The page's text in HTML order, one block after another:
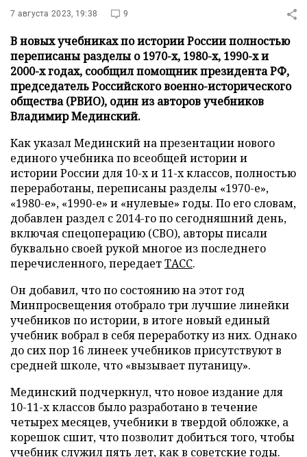
7 августа 2023, 19:38 9
В новых учебниках по истории России полностью
переписаны разделы о 1970-х, 1980-х, 1990-х и
2000-х годах, сообщил помощник президента РФ,
председатель Российского военно-исторического
общества (РВИО), один из авторов учебников
Владимир Мединский.
Как указал Мединский на презентации нового
единого учебника по всеобщей истории и
истории России для 10-х и 11-х классов, полностью
переработаны, переписаны разделы «1970-е»,
«1980-е», «1990-е» и «нулевые» годы. По его словам,
добавлен раздел с 2014-го по сегодняшний день,
включая спецоперацию (СВО), авторы писали
буквально своей рукой многое из последнего
перечисленного, передаетТАСС.
Он добавил, что по состоянию на этот год
Минпросвещения отобрало три лучшие линейки
учебников по истории, в итоге новый единый
учебник вобрал в себя переработку из них. Однако
до сих пор 16 линеек учебников присутствуют в
средней школе, что «вызывает путаницу».
Мединский подчеркнул, что новое издание для
10-11-х классов было разработано в течение
четырех месяцев, учебники в твердой обложке, а
корешок сшит, что позволит добиться того, чтобы
учебник служил пять лет, как в советские годы.